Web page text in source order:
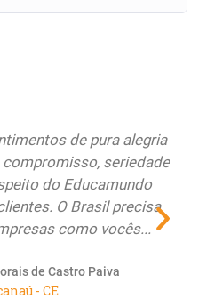
de pura alegria
seriedade
do Educamundo
O Brasil precisa
como vocês...
de Castro Paiva
- CE